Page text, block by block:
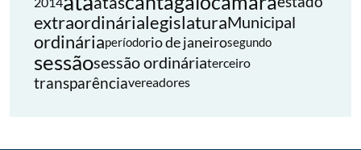
extraordinárialegislaturaMunicipal
ordináriaperíodorio de janeirosegundo
sessãosessão ordináriaterceiro
transparênciavereadores